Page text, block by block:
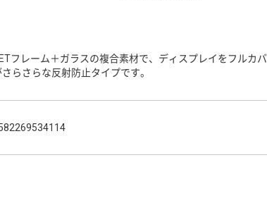
フレーム＋ガラスの複合素材で、ディスプレイをフルカ
らさらな反射防止タイプです。